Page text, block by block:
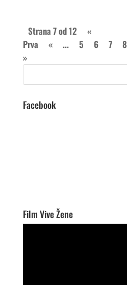
Strana 7 od 12
«
Prva
« ... 5 6 7 8
»
Facebook
Film Vive Žene